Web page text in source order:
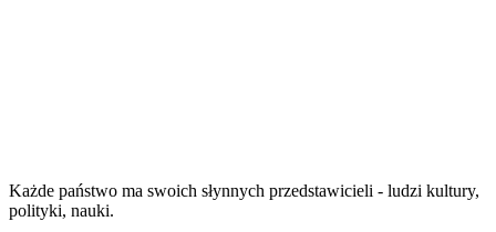
Każde państwo ma swoich słynnych przedstawicieli - ludzi kultury,
polityki, nauki.